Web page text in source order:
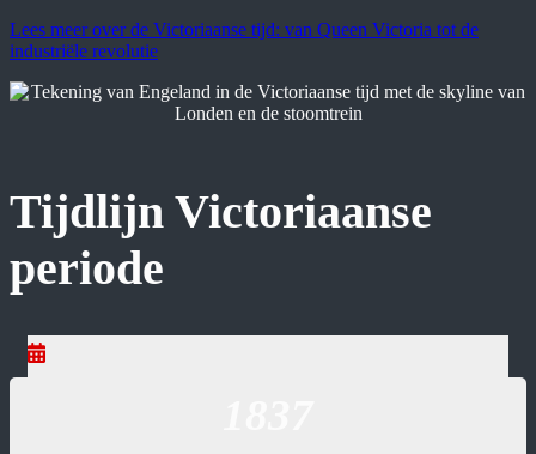
Lees meer over de Victoriaanse tijd: van Queen Victoria tot de
industriële revolutie
Tijdlijn Victoriaanse
periode